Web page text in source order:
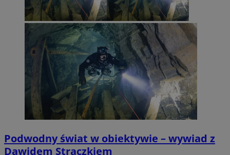
Podwodny świat w obiektywie – wywiad z
Dawidem Strączkiem